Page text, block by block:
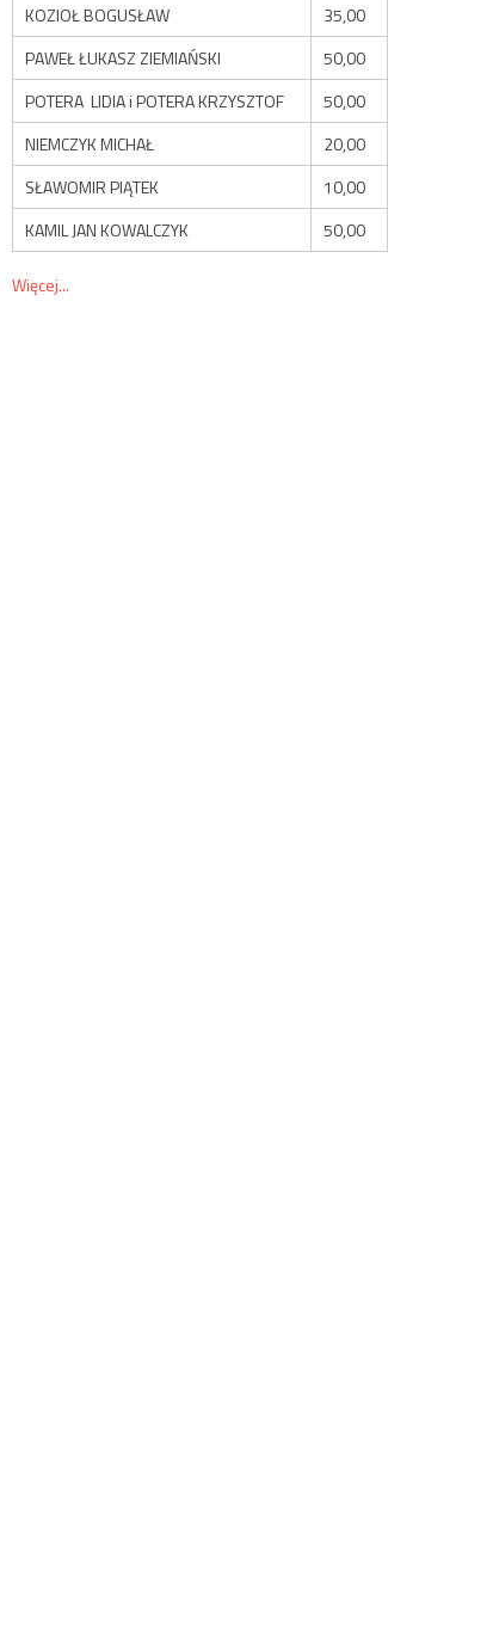
KOZIOŁ BOGUSŁAW
35,00
PAWEŁ ŁUKASZ ZIEMIAŃSKI
50,00
POTERA LIDIA i POTERA KRZYSZTOF
50,00
NIEMCZYK MICHAŁ
20,00
SŁAWOMIR PIĄTEK
10,00
KAMIL JAN KOWALCZYK
50,00
Więcej...